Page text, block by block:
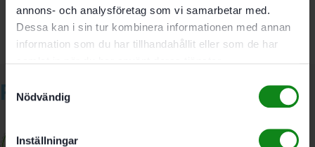
annons- och analysföretag som vi samarbetar med.
Dessa kan i sin tur kombinera informationen med annan
information som du har tillhandahållit eller som de har
Samtyckesval
Nödvändig
Inställningar
Du måste vara inloggad för att skriva en recension.
Relaterade produkter